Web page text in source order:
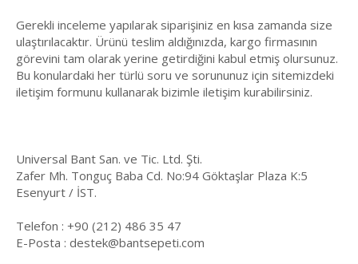
Gerekli inceleme yapılarak siparişiniz en kısa zamanda size
ulaştırılacaktır. Ürünü teslim aldığınızda, kargo firmasının
görevini tam olarak yerine getirdiğini kabul etmiş olursunuz.
Bu konulardaki her türlü soru ve sorununuz için sitemizdeki
iletişim formunu kullanarak bizimle iletişim kurabilirsiniz.
Universal Bant San. ve Tic. Ltd. Şti.
Zafer Mh. Tonguç Baba Cd. No:94 Göktaşlar Plaza K:5
Esenyurt / İST.
Telefon : +90 (212) 486 35 47
E-Posta : destek@bantsepeti.com